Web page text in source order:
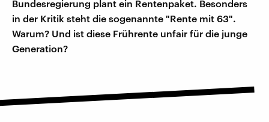
Bundesregierung plant ein Rentenpaket. Besonders
in der Kritik steht die sogenannte "Rente mit 63".
Warum? Und ist diese Frührente unfair für die junge
Generation?